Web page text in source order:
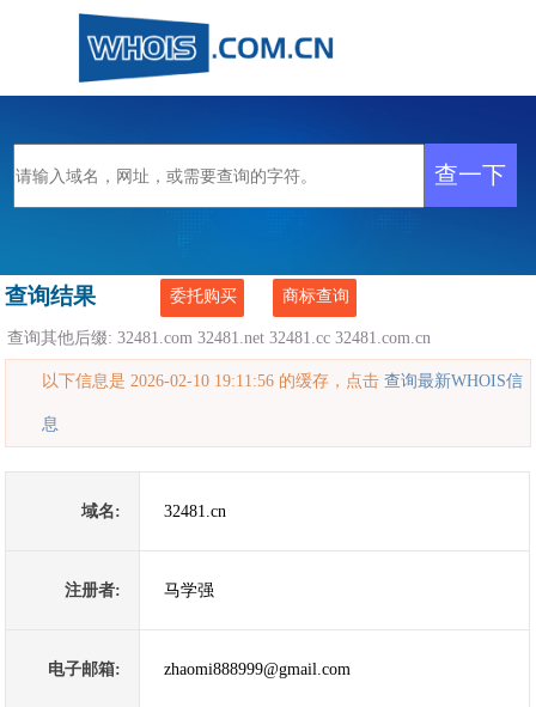
查询结果 委托购买 商标查询
查询其他后缀:32481.com 32481.net 32481.cc 32481.com.cn
以下信息是 2026-02-10 19:11:56 的缓存，点击查询最新WHOIS信
息
域名: 32481.cn
注册者: 马学强
电子邮箱: zhaomi888999@gmail.com